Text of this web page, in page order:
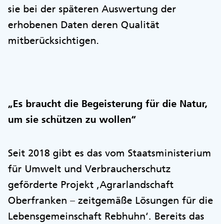
sie bei der späteren Auswertung der
erhobenen Daten deren Qualität
mitberücksichtigen.
„Es braucht die Begeisterung für die Natur,
um sie schützen zu wollen“
Seit 2018 gibt es das vom Staatsministerium
für Umwelt und Verbraucherschutz
geförderte Projekt ,Agrarlandschaft
Oberfranken – zeitgemäße Lösungen für die
Lebensgemeinschaft Rebhuhn‘. Bereits das